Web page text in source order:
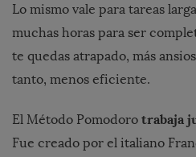
Lo mismo vale para tareas
muchas horas para ser
te quedas atrapado, más
tanto, menos eficiente.
El Método Pomodoro trabaja
Fue creado por el italiano